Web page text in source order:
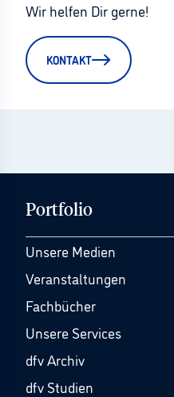
Wir helfen Dir gerne!
KONTAKT
Portfolio
Unsere Medien
Veranstaltungen
Fachbücher
Unsere Services
dfv Archiv
dfv Studien